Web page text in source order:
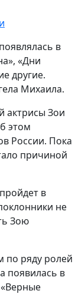
в
«Дни
другие.
Михаила.
актрисы Зои
этом
России. Пока
причиной
в
не
Зою
по ряду ролей
появилась в